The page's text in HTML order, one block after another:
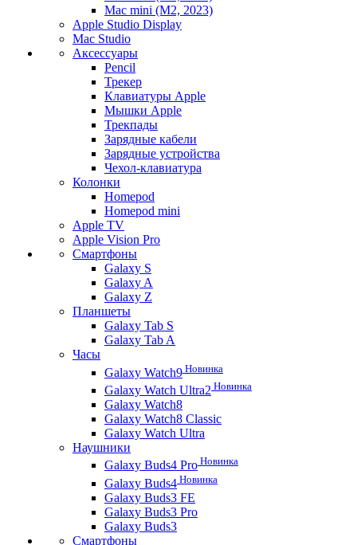
Mac mini (M2, 2023)
Apple Studio Display
Mac Studio
Аксессуары
Pencil
Трекер
Клавиатуры Apple
Мышки Apple
Трекпады
Зарядные кабели
Зарядные устройства
Чехол-клавиатура
Колонки
Homepod
Homepod mini
Apple TV
Apple Vision Pro
Смартфоны
Galaxy S
Galaxy A
Galaxy Z
Планшеты
Galaxy Tab S
Galaxy Tab A
Часы
Galaxy Watch9 Новинка
Galaxy Watch Ultra2 Новинка
Galaxy Watch8
Galaxy Watch8 Classic
Galaxy Watch Ultra
Наушники
Galaxy Buds4 Pro Новинка
Galaxy Buds4 Новинка
Galaxy Buds3 FE
Galaxy Buds3 Pro
Galaxy Buds3
Смартфоны